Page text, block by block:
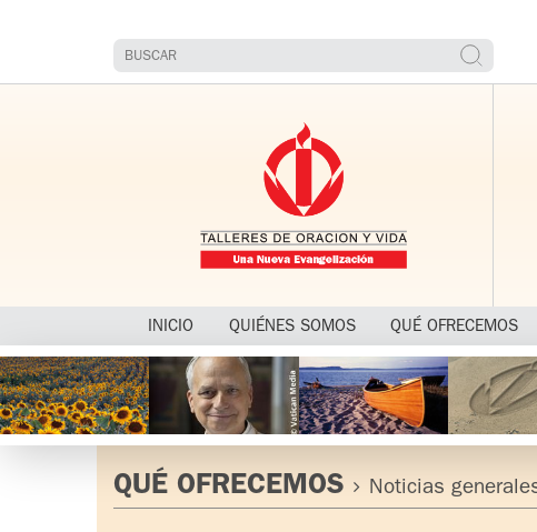
INICIO QUIÉNES SOMOS QUÉ OFRECEMOS
QUÉ OFRECEMOS Noticias